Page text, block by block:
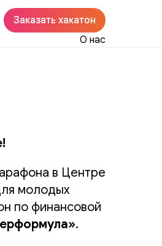
Заказать хакатон
О нас
в Центре
молодых
по финансовой
.